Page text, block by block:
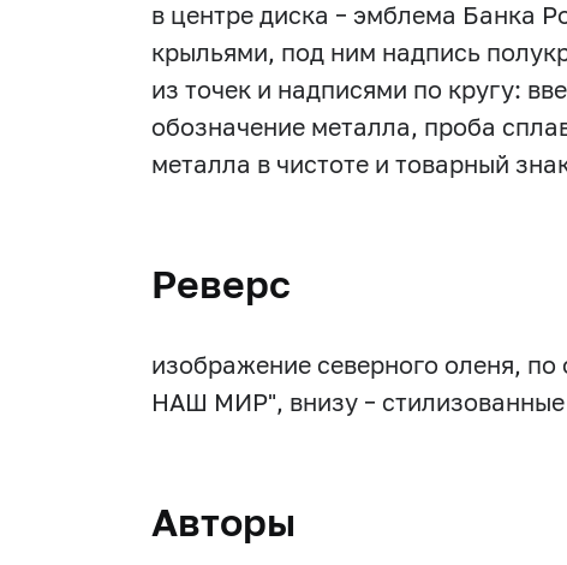
в центре диска – эмблема Банка
крыльями, под ним надпись
из точек и надписями по кругу:
обозначение металла, проба
металла в чистоте и товарный
Реверс
изображение северного оленя,
НАШ МИР", внизу –
Авторы